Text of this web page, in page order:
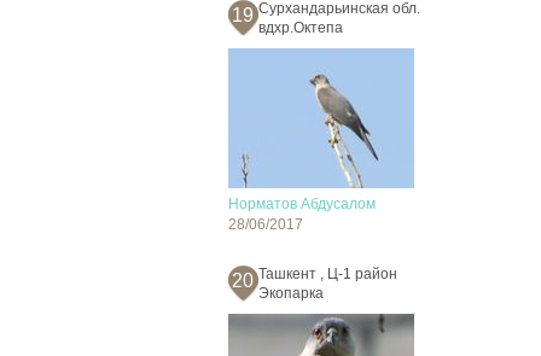
19 Сурхандарьинская обл.
вдхр.Октепа
Норматов Абдусалом
28/06/2017
20 Ташкент , Ц-1 район
Экопарка